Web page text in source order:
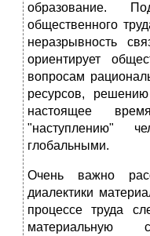
образование.
общественного
неразрывность
ориентирует
вопросам
ресурсов,
настоящее
"наступлению"
глобальными.
Очень важно
диалектики
процессе труда
материальную